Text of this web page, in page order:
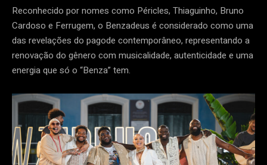
Reconhecido por nomes como Péricles, Thiaguinho, Bruno
Cardoso e Ferrugem, o Benzadeus é considerado como uma
das revelações do pagode contemporâneo, representando a
renovação do gênero com musicalidade, autenticidade e uma
energia que só o “Benza” tem.